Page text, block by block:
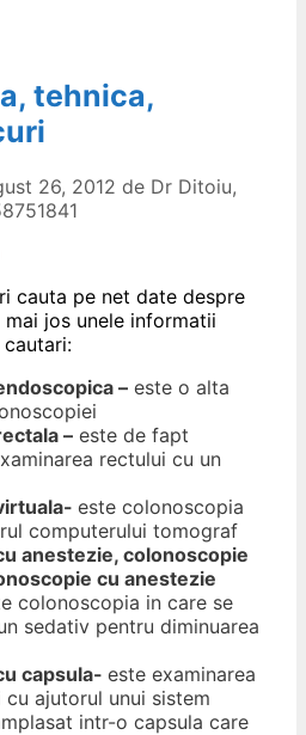
tehnica,
26, 2012 de Dr Ditoiu,
cauta pe net date despre
jos unele informatii
– este o alta
– este de fapt
rectului cu un
este colonoscopia
computerului tomograf
anestezie, colonoscopie
cu anestezie
colonoscopia in care se
sedativ pentru diminuarea
capsula- este examinarea
ajutorul unui sistem
intr-o capsula care